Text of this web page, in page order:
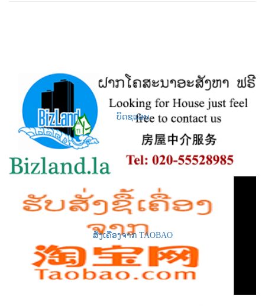
ບິດຊແລນ
ສັ່ງເຄື່ອງຈາກ TAOBAO